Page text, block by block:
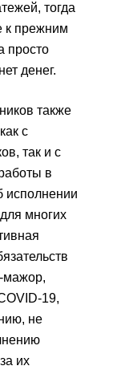
тогда
к прежним
просто
денег.
также
с
так и с
в
исполнении
многих
мажор,
19,
не
их